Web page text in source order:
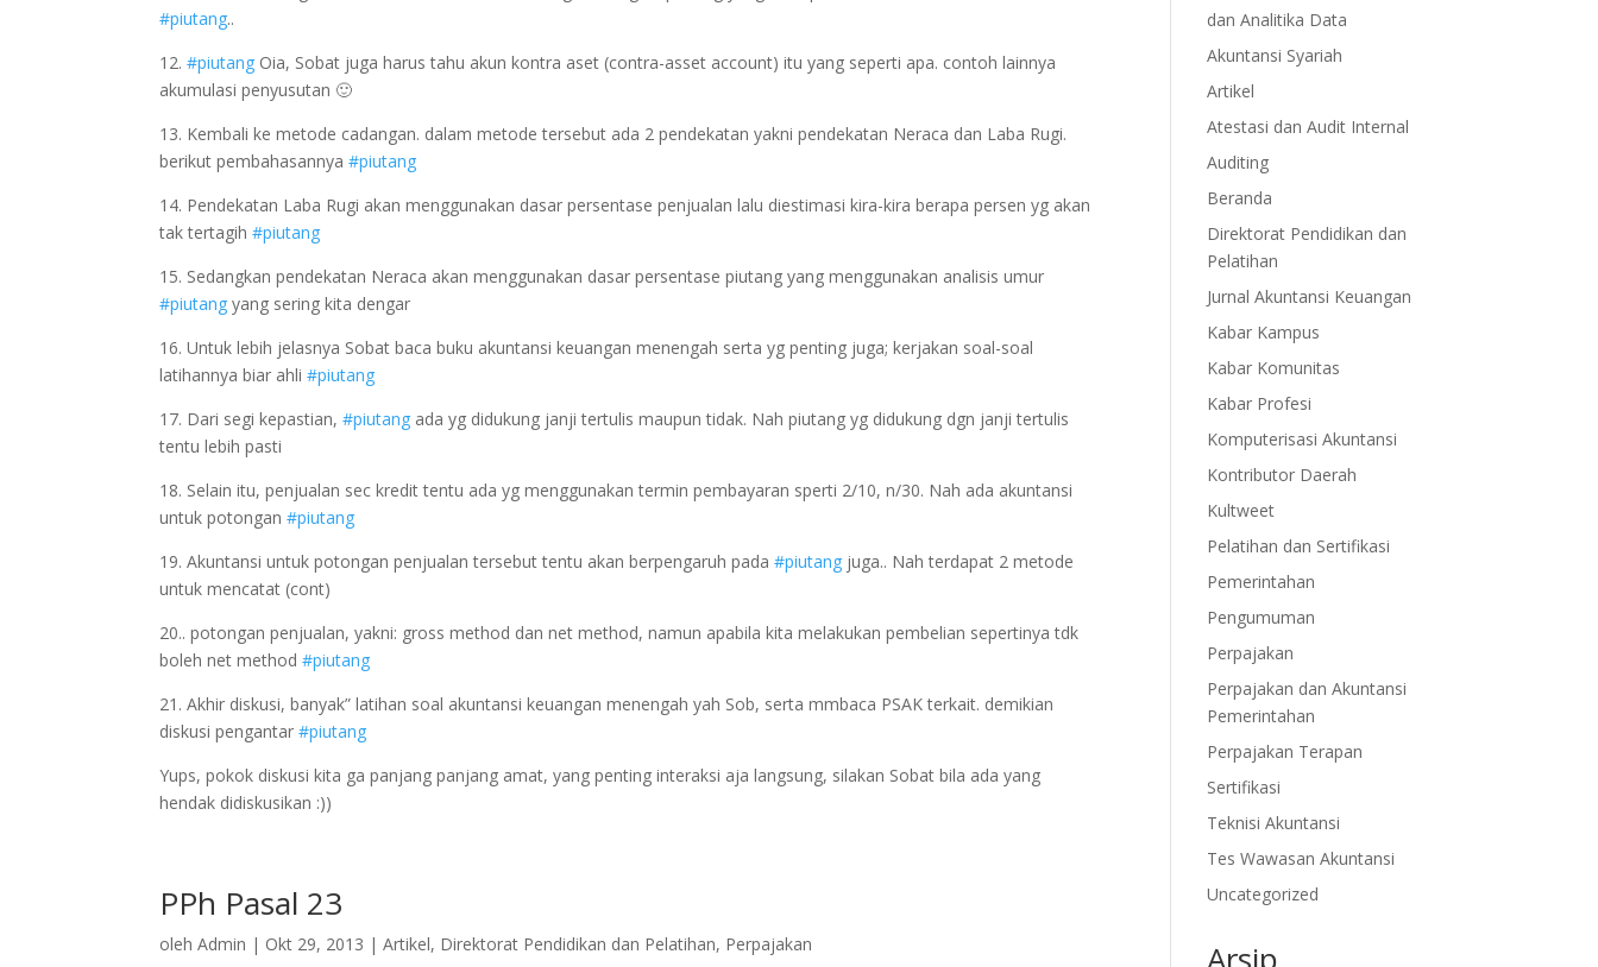
#piutang..
12.#piutang Oia, Sobat juga harus tahu akun kontra aset (contra-asset account) itu yang seperti apa. contoh lainnya
akumulasi penyusutan 🙂
13. Kembali ke metode cadangan. dalam metode tersebut ada 2 pendekatan yakni pendekatan Neraca dan Laba Rugi.
berikut pembahasannya#piutang
14. Pendekatan Laba Rugi akan menggunakan dasar persentase penjualan lalu diestimasi kira-kira berapa persen yg akan
tak tertagih#piutang
15. Sedangkan pendekatan Neraca akan menggunakan dasar persentase piutang yang menggunakan analisis umur
#piutang yang sering kita dengar
16. Untuk lebih jelasnya Sobat baca buku akuntansi keuangan menengah serta yg penting juga; kerjakan soal-soal
latihannya biar ahli#piutang
17. Dari segi kepastian,#piutang ada yg didukung janji tertulis maupun tidak. Nah piutang yg didukung dgn janji tertulis
tentu lebih pasti
18. Selain itu, penjualan sec kredit tentu ada yg menggunakan termin pembayaran sperti 2/10, n/30. Nah ada akuntansi
untuk potongan#piutang
19. Akuntansi untuk potongan penjualan tersebut tentu akan berpengaruh pada#piutang juga.. Nah terdapat 2 metode
untuk mencatat (cont)
20.. potongan penjualan, yakni: gross method dan net method, namun apabila kita melakukan pembelian sepertinya tdk
boleh net method#piutang
21. Akhir diskusi, banyak” latihan soal akuntansi keuangan menengah yah Sob, serta mmbaca PSAK terkait. demikian
diskusi pengantar#piutang
Yups, pokok diskusi kita ga panjang panjang amat, yang penting interaksi aja langsung, silakan Sobat bila ada yang
hendak didiskusikan :))
PPh Pasal 23
olehAdmin | Okt 29, 2013 |Artikel, Direktorat Pendidikan dan Pelatihan, Perpajakan
dan Analitika Data
Akuntansi Syariah
Artikel
Atestasi dan Audit Internal
Auditing
Beranda
Direktorat Pendidikan dan
Pelatihan
Jurnal Akuntansi Keuangan
Kabar Kampus
Kabar Komunitas
Kabar Profesi
Komputerisasi Akuntansi
Kontributor Daerah
Kultweet
Pelatihan dan Sertifikasi
Pemerintahan
Pengumuman
Perpajakan
Perpajakan dan Akuntansi
Pemerintahan
Perpajakan Terapan
Sertifikasi
Teknisi Akuntansi
Tes Wawasan Akuntansi
Uncategorized